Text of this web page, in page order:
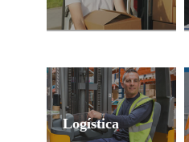
El e-commerce ha
alcanzado cuotas
profesionales expertos
en la distribución puerta
a puerta.
Logística